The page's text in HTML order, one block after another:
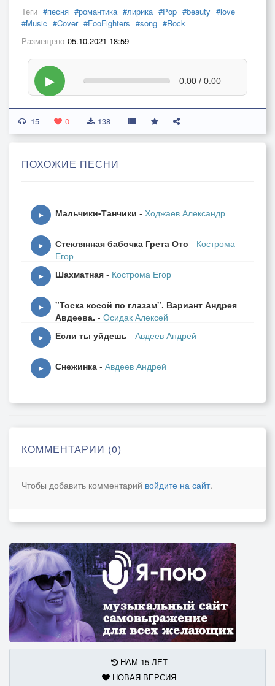
Теги #песня #романтика #лирика #Pop #beauty #love
#Music #Cover #FooFighters #song #Rock
Размещено 05.10.2021 18:59
▶ 0:00 / 0:00
15 0 138
ПОХОЖИЕ ПЕСНИ
▶ Мальчики-Танчики - Ходжаев Александр
▶ Стеклянная бабочка Грета Ото - Кострома
Егор
▶ Шахматная - Кострома Егор
▶
"Тоска косой по глазам". Вариант Андрея
Авдеева. - Осидак Алексей
▶ Если ты уйдешь - Авдеев Андрей
▶ Снежинка - Авдеев Андрей
КОММЕНТАРИИ (0)
Чтобы добавить комментарий войдите на сайт.
НАМ 15 ЛЕТ
НОВАЯ ВЕРСИЯ